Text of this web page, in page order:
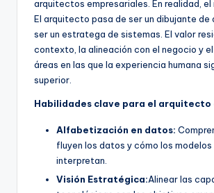
arquitectos empresariales. En realidad, el
El arquitecto pasa de ser un dibujante de
ser un estratega de sistemas. El valor
contexto, la alineación con el negocio y
áreas en las que la experiencia humana
superior.
Habilidades clave para el arquitecto
Alfabetización en datos:
fluyen los datos y cómo los modelos
interpretan.
Visión Estratégica:Alinear las